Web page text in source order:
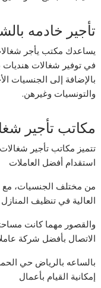
تأجير خادمه
يساعدك مكتب يأجر
في توفير شغالات هنديات
بالإضافة إلى الجنسيات
والتونسيات وغيرهن.
مكاتب تأجير
تتميز مكاتب تأجير
استقدام أفضل العاملات
من مختلف الجنسيات، مع
العالية في تنظيف المنازل
والقصور مهما كانت
الاتصال بأفضل شركة
بالساعه بالرياض حي
إمكانية القيام بأعمال